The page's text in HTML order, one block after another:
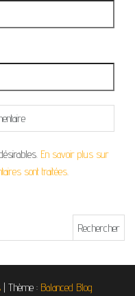
En savoir plus sur
sont traitées.
| Thème : Balanced Blog